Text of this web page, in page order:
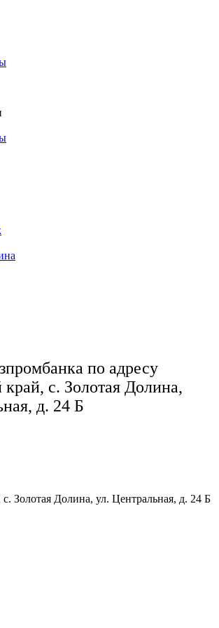
по адресу
с. Золотая Долина,
д. 24 Б
Золотая Долина, ул. Центральная, д. 24 Б